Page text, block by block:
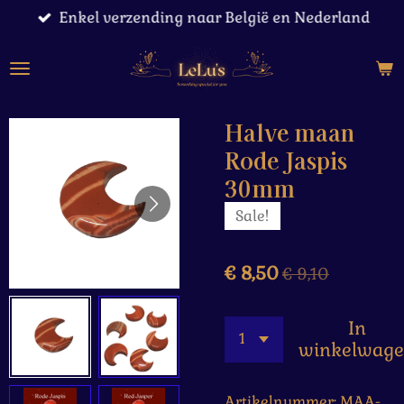
naar
Enkel verzending naar België en Nederland
Halve maan
Rode Jaspis
30mm
Sale!
€ 8,50€ 9,10
In